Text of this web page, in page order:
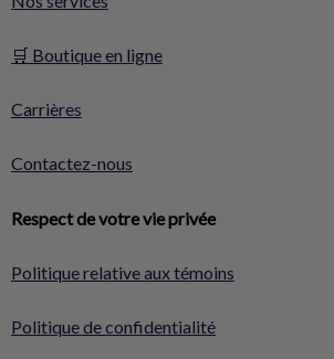
🛒 Boutique en ligne
Carrières
Contactez-nous
Respect de votre vie privée
Politique relative aux témoins
Politique de confidentialité